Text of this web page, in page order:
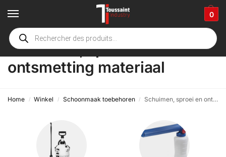
0
Schuimen, sproei en
ontsmetting materiaal
Home / Winkel / Schoonmaak toebehoren / Schuimen, sproei en ontsmetting materiaal